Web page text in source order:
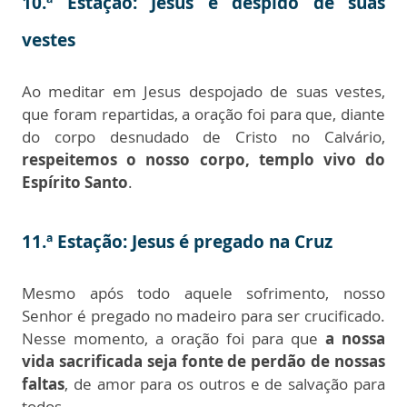
vestes
Ao meditar em Jesus despojado de suas vestes,
que foram repartidas, a oração foi para que, diante
do corpo desnudado de Cristo no Calvário,
respeitemos o nosso corpo, templo vivo do
Espírito Santo.
11.ª Estação: Jesus é pregado na Cruz
Mesmo após todo aquele sofrimento, nosso
Senhor é pregado no madeiro para ser crucificado.
Nesse momento, a oração foi para que a nossa
vida sacrificada seja fonte de perdão de nossas
faltas, de amor para os outros e de salvação para